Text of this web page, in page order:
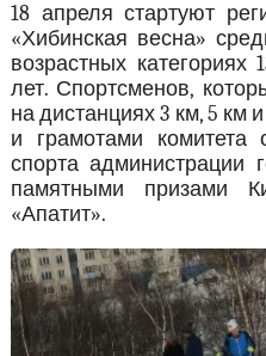
18 апреля стартуют
«Хибинская весна»
возрастных категориях
лет. Спортсменов,
на дистанциях 3 км, 5 км
и грамотами комитета
спорта администрации
памятными призами
«Апатит».